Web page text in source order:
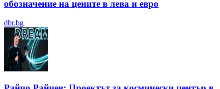
обозначение на цените в лева и евро
dbr.bg